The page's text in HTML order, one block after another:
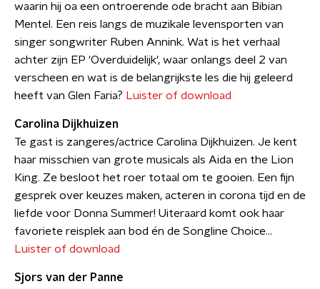
waarin hij oa een ontroerende ode bracht aan Bibian
Mentel. Een reis langs de muzikale levensporten van
singer songwriter Ruben Annink. Wat is het verhaal
achter zijn EP 'Overduidelijk', waar onlangs deel 2 van
verscheen en wat is de belangrijkste les die hij geleerd
heeft van Glen Faria? Luister of download
Carolina Dijkhuizen
Te gast is zangeres/actrice Carolina Dijkhuizen. Je kent
haar misschien van grote musicals als Aida en the Lion
King. Ze besloot het roer totaal om te gooien. Een fijn
gesprek over keuzes maken, acteren in corona tijd en de
liefde voor Donna Summer! Uiteraard komt ook haar
favoriete reisplek aan bod én de Songline Choice...
Luister of download
Sjors van der Panne